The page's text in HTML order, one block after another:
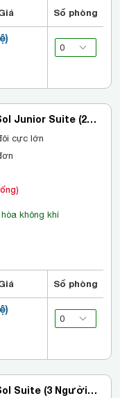
Số phòng
Junior Suite (2
Trẻ Em)
cực lớn
không khí
Số phòng
Suite (3 Người